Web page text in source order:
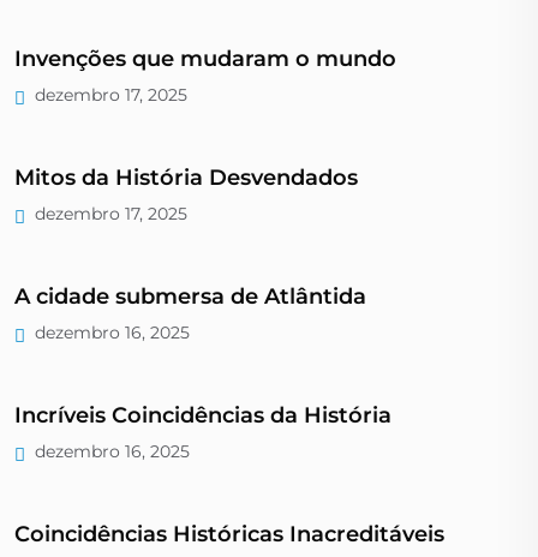
Invenções que mudaram o mundo
dezembro 17, 2025
Mitos da História Desvendados
dezembro 17, 2025
A cidade submersa de Atlântida
dezembro 16, 2025
Incríveis Coincidências da História
dezembro 16, 2025
Coincidências Históricas Inacreditáveis